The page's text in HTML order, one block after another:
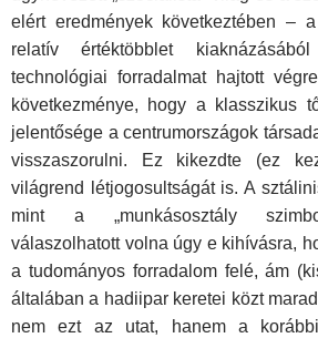
elért eredmények következtében –
relatív ér­téktöbblet
technológiai forradal­mat hajtott
következménye, hogy a klasszikus
jelentősége a centrumországok
visszaszorulni. Ez kikezdte (ez
világrend létjogosultságát is. A
mint a „munkásosztály
válaszolhatott volna úgy e kihívásra,
a tudományos forradalom felé, ám
általában a hadiipar keretei közt
nem ezt az utat, hanem a